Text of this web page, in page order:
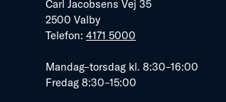
Carl Jacobsens Vej 35
2500 Valby
Telefon: 4171 5000
Mandag–torsdag kl. 8:30–16:00
Fredag 8:30–15:00